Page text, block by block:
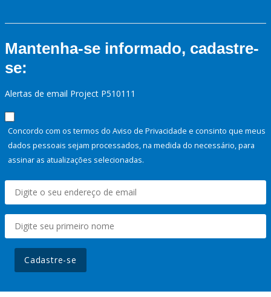
Mantenha-se informado, cadastre-
se:
Alertas de email Project P510111
Concordo com os termos do Aviso de Privacidade e consinto que meus
dados pessoais sejam processados, na medida do necessário, para
assinar as atualizações selecionadas.
Cadastre-se